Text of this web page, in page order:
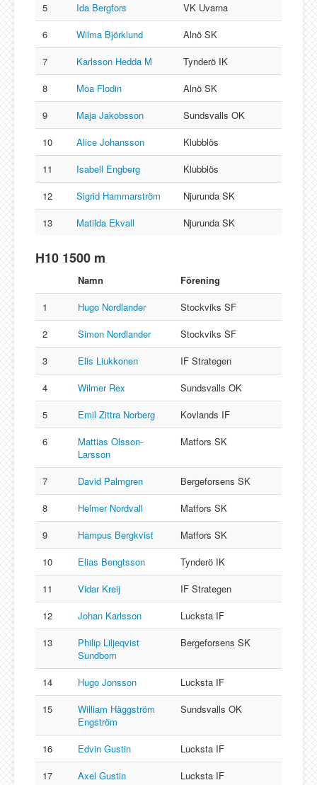
5
Ida Bergfors
VK Uvarna
6
Wilma Björklund
Alnö SK
7
Karlsson Hedda M
Tynderö IK
8
Moa Flodin
Alnö SK
9
Maja Jakobsson
Sundsvalls OK
10
Alice Johansson
Klubblös
11
Isabell Engberg
Klubblös
12
Sigrid Hammarström
Njurunda SK
13
Matilda Ekvall Njurunda SK
H10 1500 m
Namn
Förening
1
Hugo Nordlander
Stockviks SF
2
Simon Nordlander
Stockviks SF
3
Elis Liukkonen
IF Strategen
4
Wilmer Rex
Sundsvalls OK
5
Emil Zittra Norberg
Kovlands IF
6
Mattias Olsson-
Larsson
Matfors SK
7 David Palmgren
Bergeforsens SK
8
Helmer Nordvall
Matfors SK
9
Hampus Bergkvist
Matfors SK
10
Elias Bengtsson
Tynderö IK
11
Vidar Kreij
IF Strategen
12
Johan Karlsson
Lucksta IF
13
Philip Liljeqvist
Sundbom
Bergeforsens SK
14 Hugo Jonsson
Lucksta IF
15
William Häggström
Engström
Sundsvalls OK
16 Edvin Gustin
Lucksta IF
17
Axel Gustin
Lucksta IF